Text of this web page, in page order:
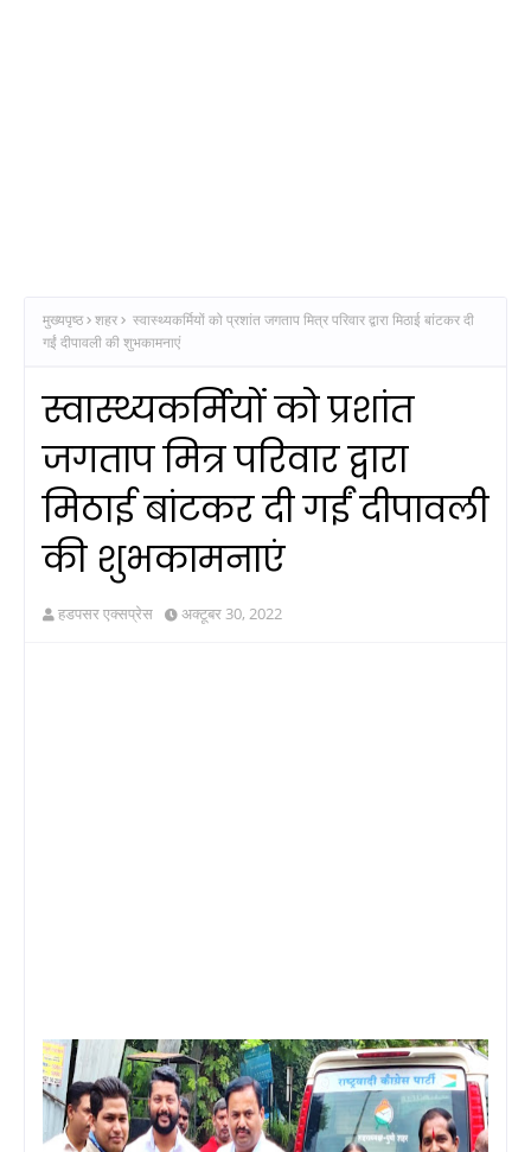
मुख्यपृष्ठ शहर
स्वास्थ्यकर्मियों को प्रशांत जगताप मित्र परिवार द्वारा मिठाई बांटकर दी
गईं दीपावली की शुभकामनाएं
स्वास्थ्यकर्मियों को प्रशांत
जगताप मित्र परिवार द्वारा
मिठाई बांटकर दी गईं दीपावली
की शुभकामनाएं
हडपसर एक्सप्रेस अक्टूबर 30, 2022